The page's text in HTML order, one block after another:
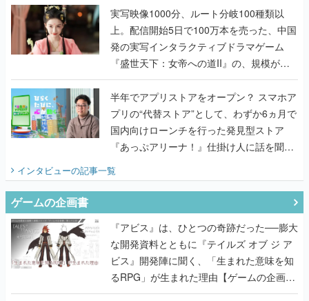
んだレジェンド2人に訊く開発秘話
実写映像1000分、ルート分岐100種類以
上。配信開始5日で100万本を売った、中国
発の実写インタラクティブドラマゲーム
『盛世天下：女帝への道II』の、規模が違
うこだわりをプロデューサーに聞いた
半年でアプリストアをオープン？ スマホア
プリの“代替ストア”として、わずか6ヵ月で
国内向けローンチを行った発見型ストア
『あっぷアリーナ！』仕掛け人に話を聞い
インタビューの記事一覧
ゲームの企画書
『アビス』は、ひとつの奇跡だった──膨大
な開発資料とともに『テイルズ オブ ジ ア
ビス』開発陣に聞く、「生まれた意味を知
るRPG」が生まれた理由【ゲームの企画
書】